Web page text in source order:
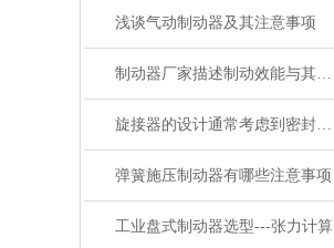
浅谈气动制动器及其注意事项
制动器厂家描述制动效能与其恒定性的研究
旋接器的设计通常考虑到密封性能的要求
弹簧施压制动器有哪些注意事项
工业盘式制动器选型---张力计算